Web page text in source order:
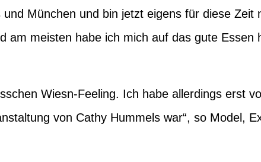
München und bin jetzt eigens für diese Zeit
am meisten habe ich mich auf das gute Essen
Wiesn-Feeling. Ich habe allerdings erst
von Cathy Hummels war“, so Model,